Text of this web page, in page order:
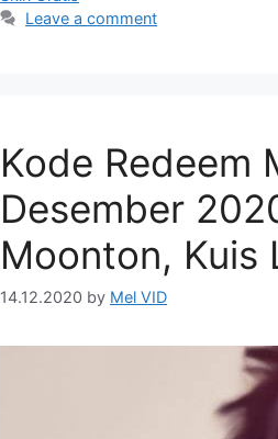
Leave a comment
Kode Redeem
Desember
Moonton, Kuis
14.12.2020 by Mel VID